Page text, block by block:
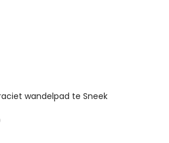
wandelpad te Sneek